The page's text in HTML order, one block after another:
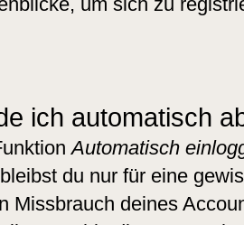
ich automatisch
Automatisch
du nur für eine
Missbrauch deines